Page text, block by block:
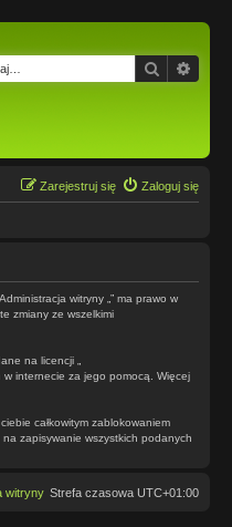
Szukaj
Zaloguj się
Zarejestruj się
witryny „” ma prawo w
zmiany ze wszelkimi
na licencji „
w internecie za jego pomocą. Więcej
całkowitym zablokowaniem
zapisywanie wszystkich podanych
Strefa czasowa UTC+01:00
witryny